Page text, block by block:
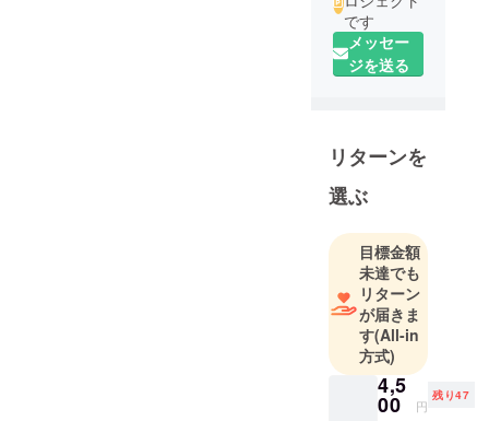
です
メッセー
ジを送る
リターンを
選ぶ
目標金額
未達でも
リターン
が届きま
す(All-in
方式)
4,5
00 円
残り47